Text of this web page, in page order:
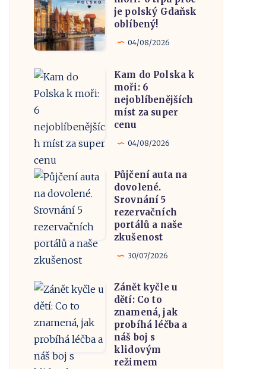
kam
k
moři?
6
tipů
proč
je
polský
Gdaňsk
je polský Gdaňsk
oblíbený!
04/08/2026
Kam
do
Polska
k
moři:
6
nejoblíbenějších
míst
za
super
cenu
Kam do Polska k
moři: 6
nejoblíbenějších
míst za super
cenu
04/08/2026
Půjčení
auta
na
dovolené.
Srovnání
5
portálů
a
naše
zkušenost
Půjčení auta na
dovolené.
Srovnání 5
rezervačních
portálů a naše
zkušenost
30/07/2026
Zánět
kyčle
u
dětí:
Co
Zánět kyčle u
dětí: Co to
znamená, jak
probíhá léčba a
náš boj s
klidovým
režimem